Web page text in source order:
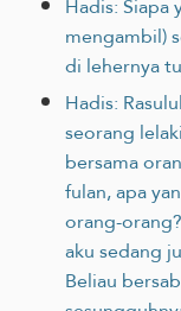
mengambil)
di lehernya
Hadis:
seorang
bersama
fulan, apa
orang-
aku sedang
Beliau